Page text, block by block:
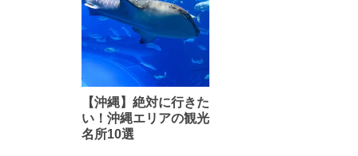
【沖縄】絶対に行きた
い！沖縄エリアの観光
名所10選